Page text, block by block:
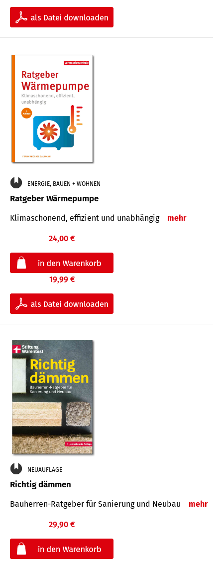
ENERGIE, BAUEN + WOHNEN
Ratgeber Wärmepumpe
Klimaschonend, effizient und unabhängig mehr
24,00 €
19,99 €
NEUAUFLAGE
Richtig dämmen
Bauherren-Ratgeber für Sanierung und Neubau mehr
29,90 €